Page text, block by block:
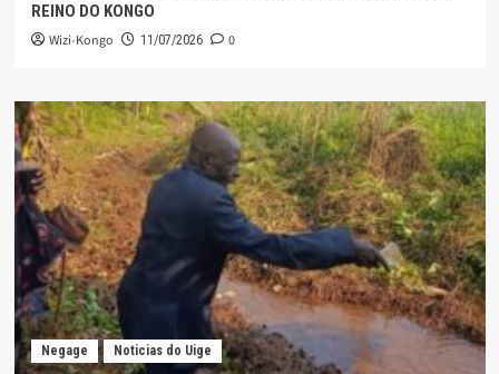
REINO DO KONGO
Wizi-Kongo 11/07/2026 0
Negage Noticias do Uige